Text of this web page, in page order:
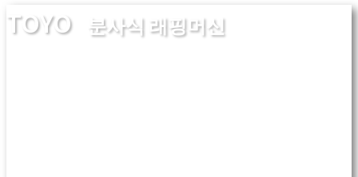
TOYO 분사식 래핑머신